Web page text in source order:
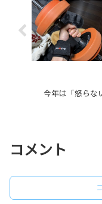
今年は「怒らな
コメント